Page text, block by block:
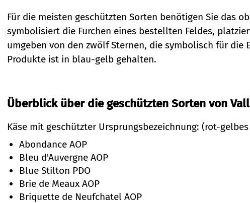
Für die meisten geschützten Sorten benötigen Sie das
symbolisiert die Furchen eines bestellten Feldes,
umgeben von den zwölf Sternen, die symbolisch für die
Produkte ist in blau-gelb gehalten.
Überblick über die geschützten Sorten von
Käse mit geschützter Ursprungsbezeichnung: (rot-
Abondance AOP
Bleu d'Auvergne AOP
Blue Stilton PDO
Brie de Meaux AOP
Briquette de Neufchatel AOP